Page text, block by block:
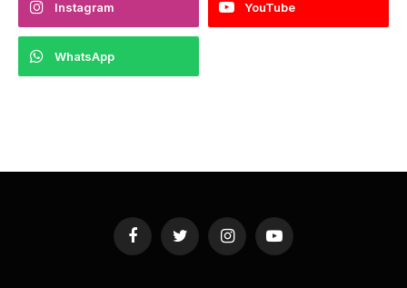
Instagram YouTube
WhatsApp
FacebookTwitter InstagramYouTube